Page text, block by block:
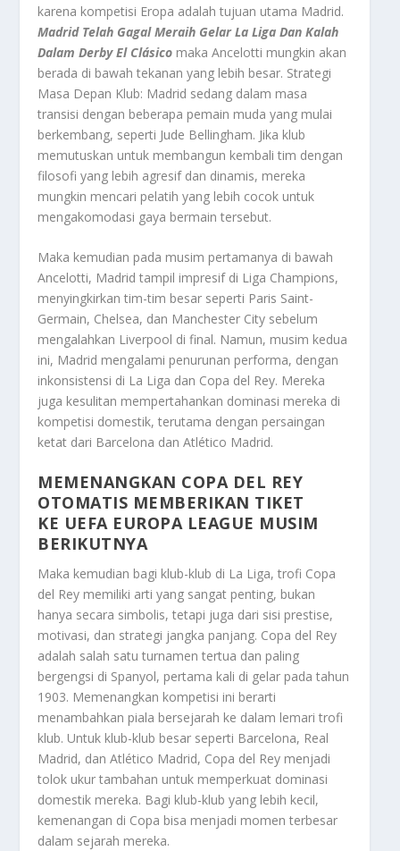
karena kompetisi Eropa adalah tujuan utama Madrid.
Madrid Telah Gagal Meraih Gelar La Liga Dan Kalah
Dalam Derby El Clásico maka Ancelotti mungkin akan
berada di bawah tekanan yang lebih besar. Strategi
Masa Depan Klub: Madrid sedang dalam masa
transisi dengan beberapa pemain muda yang mulai
berkembang, seperti Jude Bellingham. Jika klub
memutuskan untuk membangun kembali tim dengan
filosofi yang lebih agresif dan dinamis, mereka
mungkin mencari pelatih yang lebih cocok untuk
mengakomodasi gaya bermain tersebut.
Maka kemudian pada musim pertamanya di bawah
Ancelotti, Madrid tampil impresif di Liga Champions,
menyingkirkan tim-tim besar seperti Paris Saint-
Germain, Chelsea, dan Manchester City sebelum
mengalahkan Liverpool di final. Namun, musim kedua
ini, Madrid mengalami penurunan performa, dengan
inkonsistensi di La Liga dan Copa del Rey. Mereka
juga kesulitan mempertahankan dominasi mereka di
kompetisi domestik, terutama dengan persaingan
ketat dari Barcelona dan Atlético Madrid.
MEMENANGKAN COPA DEL REY
OTOMATIS MEMBERIKAN TIKET
KE UEFA EUROPA LEAGUE MUSIM
BERIKUTNYA
Maka kemudian bagi klub-klub di La Liga, trofi Copa
del Rey memiliki arti yang sangat penting, bukan
hanya secara simbolis, tetapi juga dari sisi prestise,
motivasi, dan strategi jangka panjang. Copa del Rey
adalah salah satu turnamen tertua dan paling
bergengsi di Spanyol, pertama kali di gelar pada tahun
1903. Memenangkan kompetisi ini berarti
menambahkan piala bersejarah ke dalam lemari trofi
klub. Untuk klub-klub besar seperti Barcelona, Real
Madrid, dan Atlético Madrid, Copa del Rey menjadi
tolok ukur tambahan untuk memperkuat dominasi
domestik mereka. Bagi klub-klub yang lebih kecil,
kemenangan di Copa bisa menjadi momen terbesar
dalam sejarah mereka.